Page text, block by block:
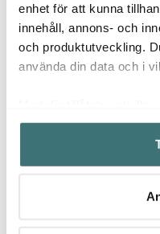
enhet för att kunna
innehåll, annons- och
och produktutveckling.
använda din data och i
Samla in
kan ha en
Identifiera din enhet
Ta reda på mer om hur
Masterclass
Durkslag Rostfri 25,5
cm
269 kr
Låt dig